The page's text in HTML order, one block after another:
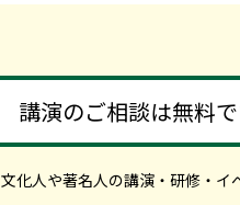
講演のご相談は無料
文化人や著名人の講演・研修・イ